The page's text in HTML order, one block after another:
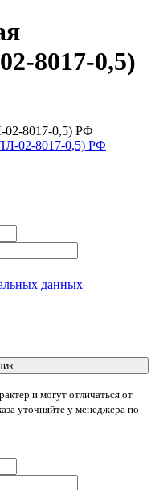
8017-0,5)
02-8017-0,5) РФ
данных
и могут отличаться от
уточняйте у менеджера по